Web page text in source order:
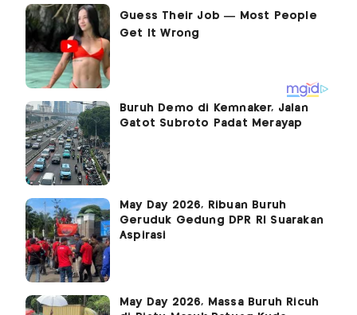
Buruh Demo di Kemnaker, Jalan
Gatot Subroto Padat Merayap
May Day 2026, Ribuan Buruh
Geruduk Gedung DPR RI Suarakan
Aspirasi
May Day 2026, Massa Buruh Ricuh